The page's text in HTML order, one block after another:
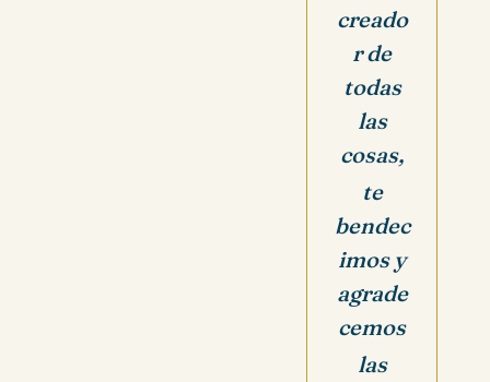
creado
r de
todas
las
cosas,
te
bendec
imos y
agrade
cemos
las